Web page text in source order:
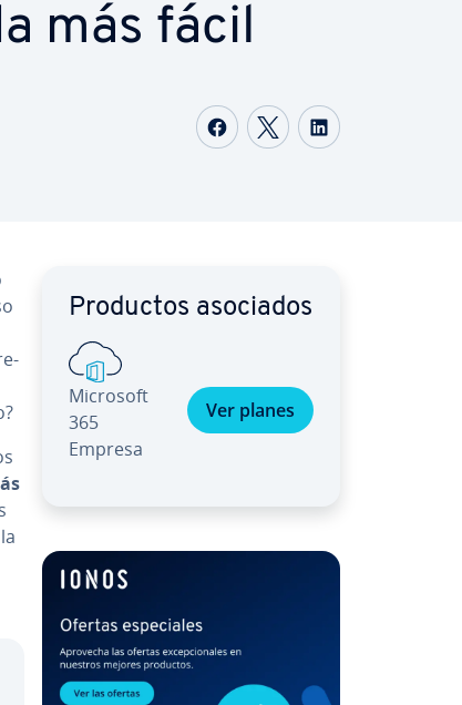
más fácil
Compartir Facebook
Compartir
Compartir
Productos asociados
Microsoft
365
Empresa
Ver planes